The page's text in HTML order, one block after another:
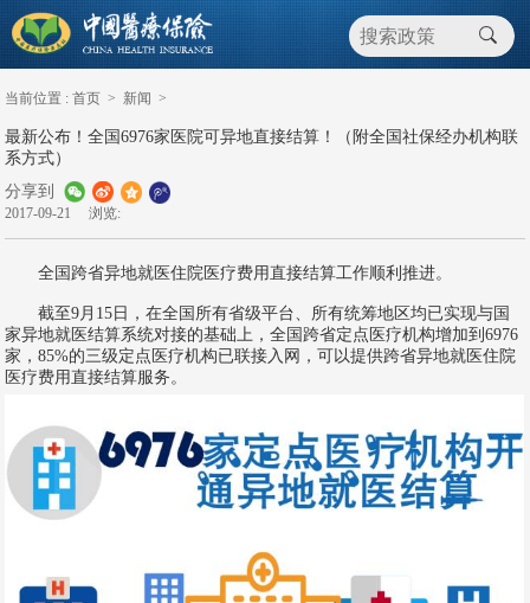
当前位置 : 首页 > 新闻 >
最新公布！全国6976家医院可异地直接结算！（附全国社保经办机构联
系方式）
分享到
2017-09-21 浏览:
全国跨省异地就医住院医疗费用直接结算工作顺利推进。
截至9月15日，在全国所有省级平台、所有统筹地区均已实现与国
家异地就医结算系统对接的基础上，全国跨省定点医疗机构增加到6976
家，85%的三级定点医疗机构已联接入网，可以提供跨省异地就医住院
医疗费用直接结算服务。